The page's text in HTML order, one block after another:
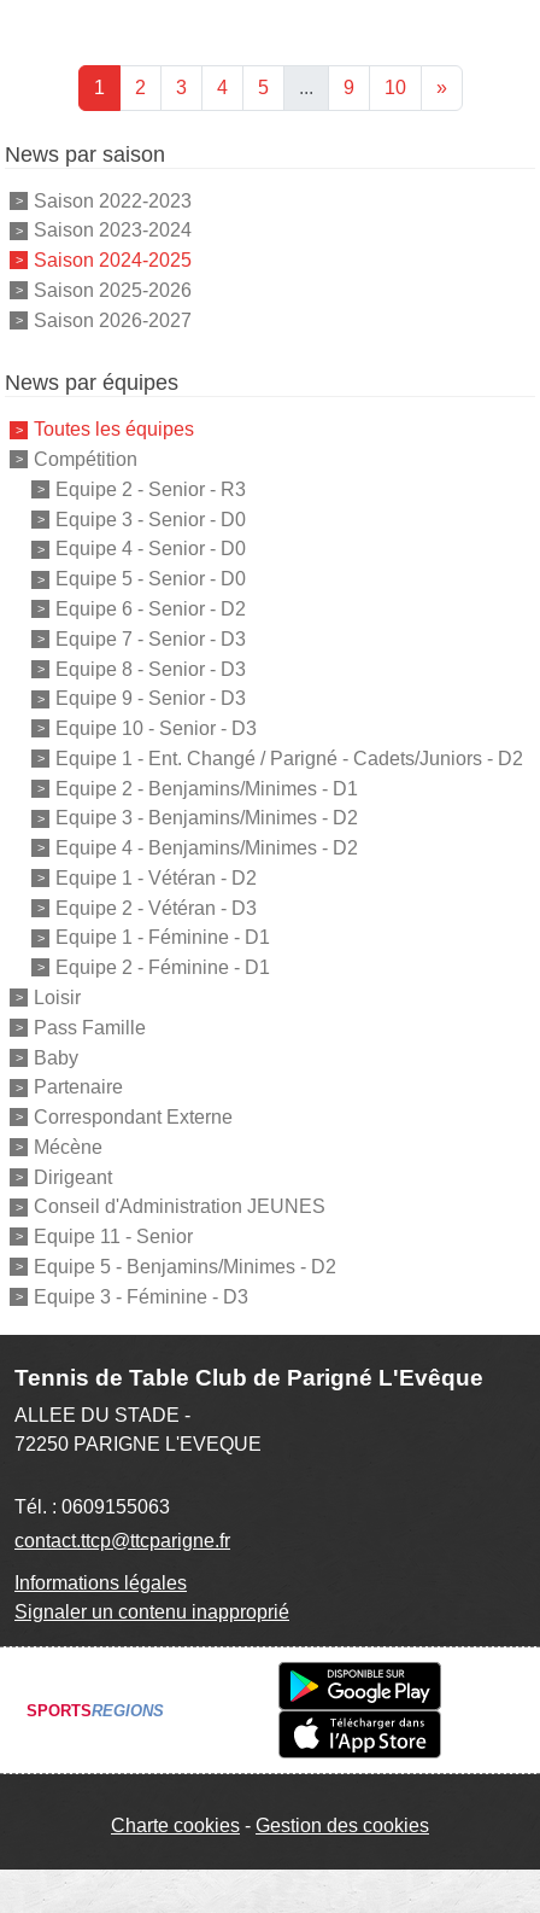
1 2 3 4 5 ... 9 10 »
News par saison
Saison 2022-2023
Saison 2023-2024
Saison 2024-2025
Saison 2025-2026
Saison 2026-2027
News par équipes
Toutes les équipes
Compétition
Equipe 2 - Senior - R3
Equipe 3 - Senior - D0
Equipe 4 - Senior - D0
Equipe 5 - Senior - D0
Equipe 6 - Senior - D2
Equipe 7 - Senior - D3
Equipe 8 - Senior - D3
Equipe 9 - Senior - D3
Equipe 10 - Senior - D3
Equipe 1 - Ent. Changé / Parigné - Cadets/Juniors - D2
Equipe 2 - Benjamins/Minimes - D1
Equipe 3 - Benjamins/Minimes - D2
Equipe 4 - Benjamins/Minimes - D2
Equipe 1 - Vétéran - D2
Equipe 2 - Vétéran - D3
Equipe 1 - Féminine - D1
Equipe 2 - Féminine - D1
Loisir
Pass Famille
Baby
Partenaire
Correspondant Externe
Mécène
Dirigeant
Conseil d'Administration JEUNES
Equipe 11 - Senior
Equipe 5 - Benjamins/Minimes - D2
Equipe 3 - Féminine - D3
Tennis de Table Club de Parigné L'Evêque
ALLEE DU STADE -
72250 PARIGNE L'EVEQUE
Tél. : 0609155063
contact.ttcp@ttcparigne.fr
Informations légales
Signaler un contenu inapproprié
SPORTSREGIONS
Charte cookies Gestion des cookies